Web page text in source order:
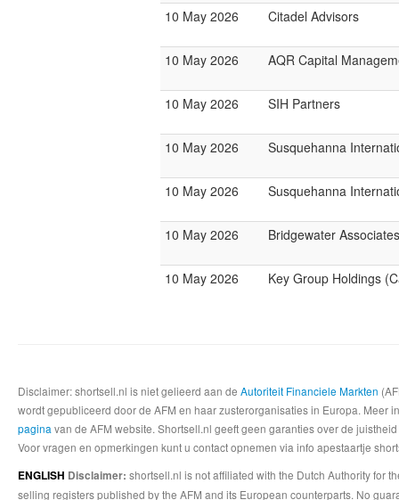
10 May 2026
Citadel Advisors
10 May 2026 AQR Capital
10 May 2026 SIH Partners
10 May 2026 Susquehanna
10 May 2026 Susquehanna
10 May 2026 Bridgewater Associates
10 May 2026 Key Group Holdings
Disclaimer: shortsell.nl is niet gelieerd aan de Autoriteit Financiele Markten
wordt gepubliceerd door de AFM en haar zusterorganisaties in Europa.
pagina van de AFM website. Shortsell.nl geeft geen garanties over de
Voor vragen en opmerkingen kunt u contact opnemen via info apestaartje
ENGLISH Disclaimer: shortsell.nl is not affiliated with the Dutch Authority for
selling registers published by the AFM and its European counterparts. No